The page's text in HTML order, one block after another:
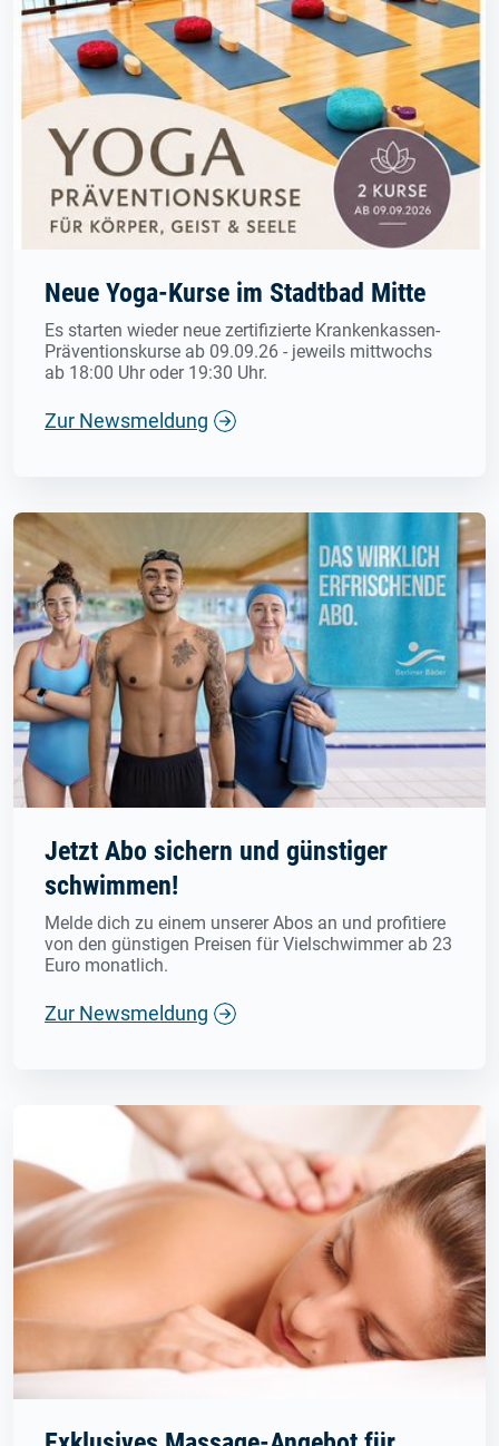
Neue Yoga-Kurse im Stadtbad Mitte
Es starten wieder neue zertifizierte Krankenkassen-
Präventionskurse ab 09.09.26 - jeweils mittwochs
ab 18:00 Uhr oder 19:30 Uhr.
Zur Newsmeldung
Jetzt Abo sichern und günstiger
schwimmen!
Melde dich zu einem unserer Abos an und profitiere
von den günstigen Preisen für Vielschwimmer ab 23
Euro monatlich.
Zur Newsmeldung